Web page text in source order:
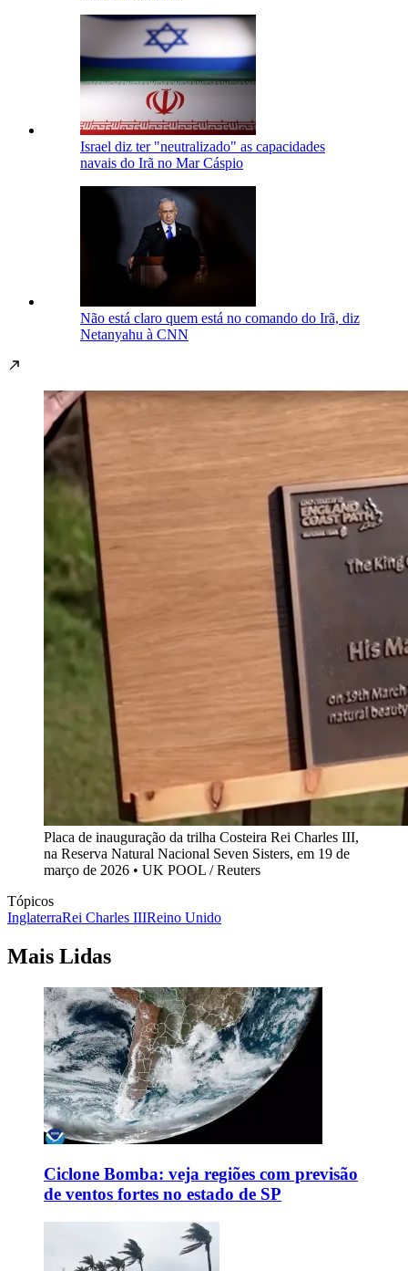
Israel diz ter "neutralizado" as capacidades
navais do Irã no Mar Cáspio
Não está claro quem está no comando do Irã, diz
Netanyahu à CNN
Placa de inauguração da trilha Costeira Rei Charles III,
na Reserva Natural Nacional Seven Sisters, em 19 de
março de 2026 • UK POOL / Reuters
Tópicos
InglaterraRei Charles IIIReino Unido
Mais Lidas
Ciclone Bomba: veja regiões com previsão
de ventos fortes no estado de SP